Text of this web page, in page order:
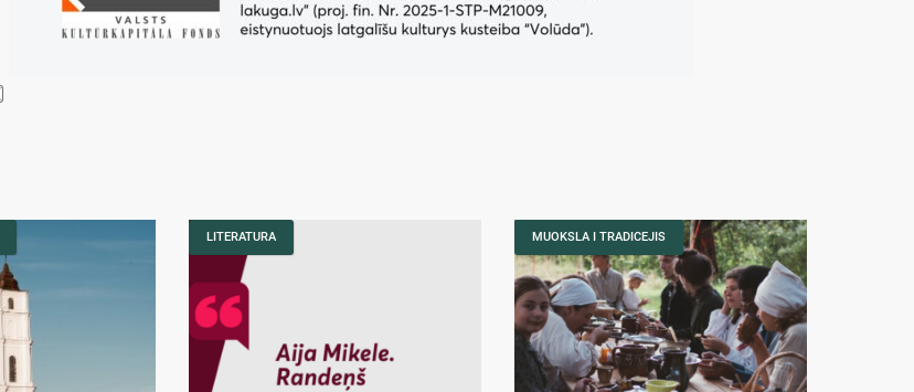
LITERATURA MUOKSLA I TRADICEJIS